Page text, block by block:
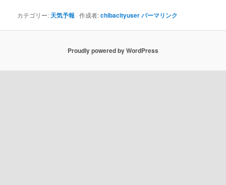
カテゴリー: 天気予報 作成者:chibacityuserパーマリンク
Proudly powered by WordPress